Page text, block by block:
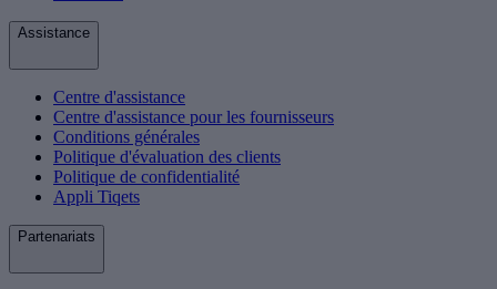
Assistance
Centre d'assistance
Centre d'assistance pour les fournisseurs
Conditions générales
Politique d'évaluation des clients
Politique de confidentialité
Appli Tiqets
Partenariats